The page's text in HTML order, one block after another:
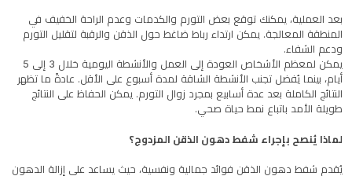
بعد العملية، يمكنك توقع بعض التورم والكدمات وعدم الراحة الخفيف في
المنطقة المعالجة. يمكن ارتداء رباط ضاغط حول الذقن والرقبة لتقليل التورم
ودعم الشفاء.
يمكن لمعظم الأشخاص العودة إلى العمل والأنشطة اليومية خلال 3 إلى 5
أيام، بينما يُفضل تجنب الأنشطة الشاقة لمدة أسبوع على الأقل. عادةً ما تظهر
النتائج الكاملة بعد عدة أسابيع بمجرد زوال التورم. يمكن الحفاظ على النتائج
طويلة الأمد باتباع نمط حياة صحي.
لماذا يُنصح بإجراء شفط دهون الذقن المزدوج؟
يُقدم شفط دهون الذقن فوائد جمالية ونفسية، حيث يساعد على إزالة الدهون